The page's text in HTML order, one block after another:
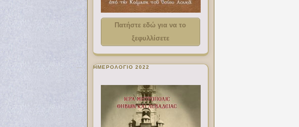
Πατήστε εδώ για να το
ξεφυλλίσετε
ΗΜΕΡΟΛΟΓΙΟ 2022